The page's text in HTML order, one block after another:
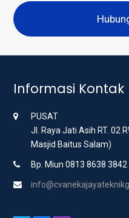
Informasi Kontak
PUSAT
Jl. Raya Jati Asih RT. 02
Masjid Baitus Salam)
Bp. Miun 0813 8638 3842